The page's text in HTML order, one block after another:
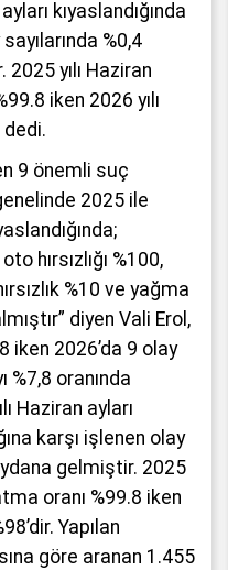
kıyaslandığında
%0,4
yılı Haziran
iken 2026 yılı
dedi.
9 önemli suç
2025 ile
hırsızlığı %100,
%10 ve yağma
diyen Vali Erol,
iken 2026’da 9 olay
%7,8 oranında
Haziran ayları
karşı işlenen olay
gelmiştir. 2025
oranı %99.8 iken
Yapılan
göre aranan 1.455